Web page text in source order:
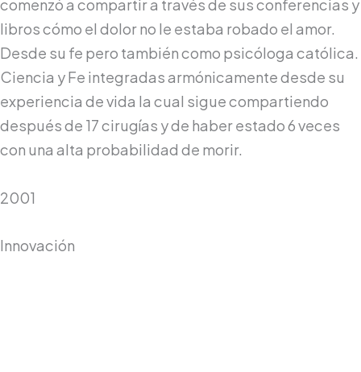
comenzó a compartir a través de sus conferencias y
libros cómo el dolor no le estaba robado el amor.
Desde su fe pero también como psicóloga católica.
Ciencia y Fe integradas armónicamente desde su
experiencia de vida la cual sigue compartiendo
después de 17 cirugías y de haber estado 6 veces
con una alta probabilidad de morir.
2001
Innovación